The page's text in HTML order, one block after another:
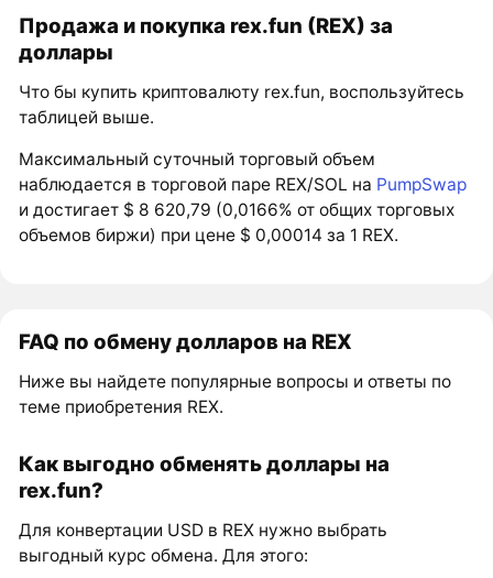
Продажа и покупка rex.fun (REX) за
доллары
Что бы купить криптовалюту rex.fun, воспользуйтесь
таблицей выше.
Максимальный суточный торговый объем
наблюдается в торговой паре REX/SOL на PumpSwap
и достигает $ 8 620,79 (0,0166% от общих торговых
объемов биржи) при цене $ 0,00014 за 1 REX.
FAQ по обмену долларов на REX
Ниже вы найдете популярные вопросы и ответы по
теме приобретения REX.
Как выгодно обменять доллары на
rex.fun?
Для конвертации USD в REX нужно выбрать
выгодный курс обмена. Для этого: